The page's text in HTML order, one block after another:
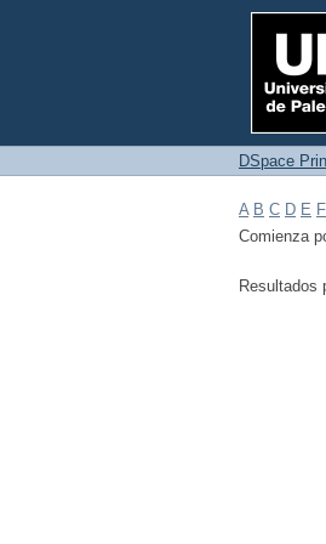
DSpace
A B C D E F
Comienza
Resultados